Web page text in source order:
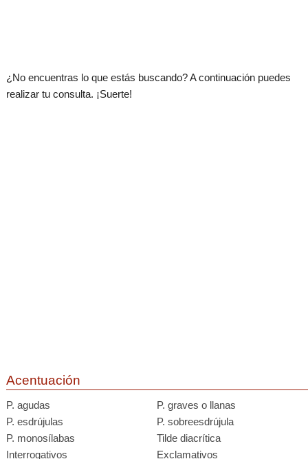
¿No encuentras lo que estás buscando? A continuación puedes
realizar tu consulta. ¡Suerte!
Acentuación
P. agudas
P. graves o llanas
P. esdrújulas
P. sobreesdrújula
P. monosílabas
Tilde diacrítica
Interrogativos
Exclamativos